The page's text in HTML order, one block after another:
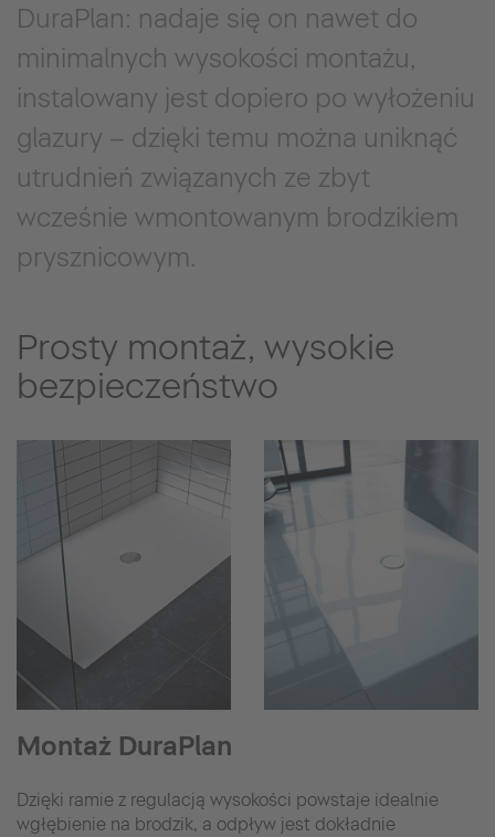
DuraPlan: nadaje się on nawet do
minimalnych wysokości montażu,
instalowany jest dopiero po wyłożeniu
glazury – dzięki temu można uniknąć
utrudnień związanych ze zbyt
wcześnie wmontowanym brodzikiem
prysznicowym.
Prosty montaż, wysokie
bezpieczeństwo
Montaż DuraPlan
Dzięki ramie z regulacją wysokości powstaje idealnie
wgłębienie na brodzik, a odpływ jest dokładnie